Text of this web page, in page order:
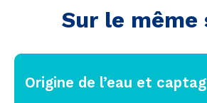
Sur le même
Origine de l’eau et